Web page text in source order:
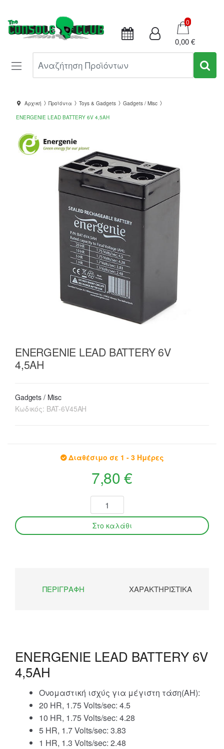
Καλάθι
0
0,00 €
Αρχική Προϊόντα Toys & Gadgets
Gadgets / Misc
ENERGENIE LEAD BATTERY 6V 4,5AH
ENERGENIE LEAD BATTERY 6V
4,5AH
Gadgets / Misc
Κωδικός: BAT-6V45AH
Διαθέσιμο σε 1 - 3 Ημέρες
7,80 €
ΠΕΡΙΓΡΑΦΉ ΧΑΡΑΚΤΗΡΙΣΤΙΚΆ
ENERGENIE LEAD BATTERY 6V
4,5AH
Ονομαστική ισχύς για μέγιστη τάση(AH):
20 HR, 1.75 Volts/sec: 4.5
10 HR, 1.75 Volts/sec: 4.28
5 HR, 1.7 Volts/sec: 3.83
1 HR, 1.3 Volts/sec: 2.48